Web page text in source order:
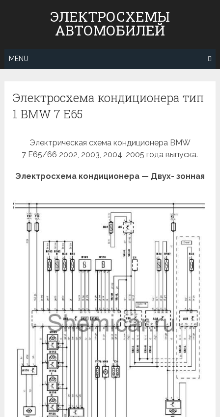
ЭЛЕКТРОСХЕМЫ
АВТОМОБИЛЕЙ
MENU
Электросхема кондиционера тип
1 BMW 7 E65
Электрическая схема кондиционера BMW
7 E65/66 2002, 2003, 2004, 2005 года выпуска.
Электросхема кондиционера — Двух- зонная